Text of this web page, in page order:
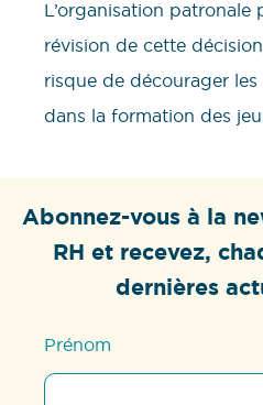
L’organisation
révision de cette
risque de décourager
dans la formation des
Abonnez-vous à la
RH et recevez,
dernières
Prénom